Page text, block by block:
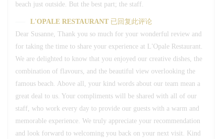
beach just outside. But the best part; the staff.
L'OPALE RESTAURANT 已回复此评论
Dear Susanne, Thank you so much for your wonderful review and
for taking the time to share your experience at L'Opale Restaurant.
We are delighted to know that you enjoyed our creative dishes, the
combination of flavours, and the beautiful view overlooking the
famous beach. Above all, your kind words about our team mean a
great deal to us. Your compliments will be shared with all of our
staff, who work every day to provide our guests with a warm and
memorable experience. We truly appreciate your recommendation
and look forward to welcoming you back on your next visit. Kind